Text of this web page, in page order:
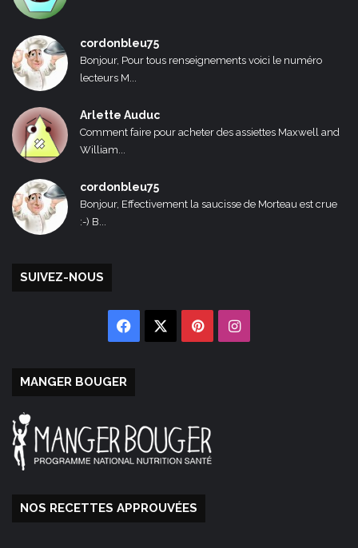
cordonbleu75
Bonjour, Pour tous renseignements voici le numéro
lecteurs M...
Arlette Auduc
Comment faire pour acheter des assiettes Maxwell and
William...
cordonbleu75
Bonjour, Effectivement la saucisse de Morteau est crue
:-) B...
SUIVEZ-NOUS
Facebook PinterestInstagram
MANGER BOUGER
NOS RECETTES APPROUVÉES